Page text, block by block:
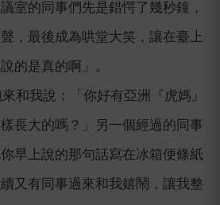
室的同事們先是錯愕了幾秒鐘，
，最後成為哄堂大笑，讓在臺上
的是真的啊」。
和我說：「你好有亞洲『虎媽』
長大的嗎？」另一個經過的同事
早上說的那句話寫在冰箱便條紙
又有同事過來和我嬉鬧，讓我整